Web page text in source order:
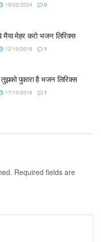
19/02/2024 0
मैया मेहर करो भजन लिरिक्स
12/10/2018 1
पुकारा है भजन लिरिक्स
17/10/2018 1
Required fields are